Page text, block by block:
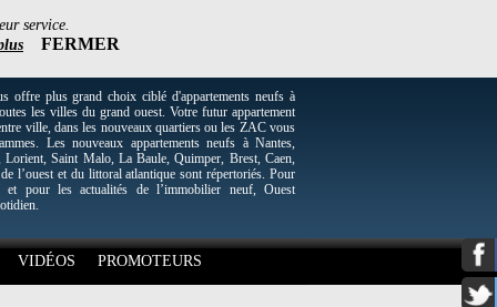
service.
FERMER
plus grand choix ciblé d'appartements neufs à
les villes du grand ouest. Votre futur appartement
ville, dans les nouveaux quartiers ou les ZAC vous
Les nouveaux appartements neufs à Nantes,
Lorient, Saint Malo, La Baule, Quimper, Brest, Caen,
l’ouest et du littoral atlantique sont répertoriés. Pour
et pour les actualités de l’immobilier neuf, Ouest
VIDÉOS PROMOTEURS